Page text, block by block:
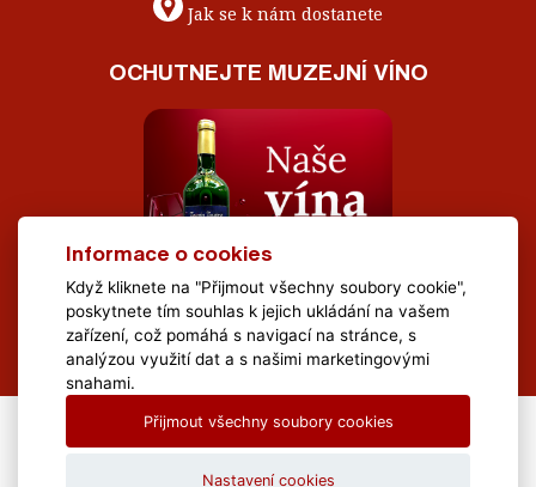
Jak se k nám dostanete
OCHUTNEJTE MUZEJNÍ VÍNO
All Rights Reserved Muzeum Brněnska © 2020, Webdesign by
Informace o cookies
Když kliknete na "Přijmout všechny soubory cookie",
poskytnete tím souhlas k jejich ukládání na vašem
zařízení, což pomáhá s navigací na stránce, s
analýzou využití dat a s našimi marketingovými
snahami.
Přijmout všechny soubory cookies
Nastavení cookies